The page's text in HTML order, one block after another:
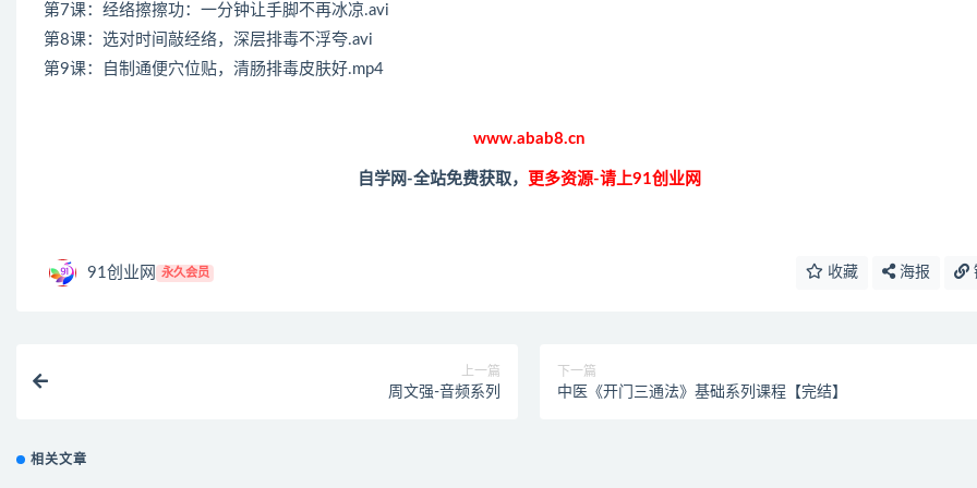
第7课：经络擦擦功：一分钟让手脚不再冰凉.avi
第8课：选对时间敲经络，深层排毒不浮夸.avi
第9课：自制通便穴位贴，清肠排毒皮肤好.mp4
www.abab8.cn
自学网-全站免费获取， 更多资源-请上91创业网
91创业网 永久会员 收藏 海报
上一篇
周文强-音频系列
下一篇
中医《开门三通法》基础系列课程【完结】
相关文章